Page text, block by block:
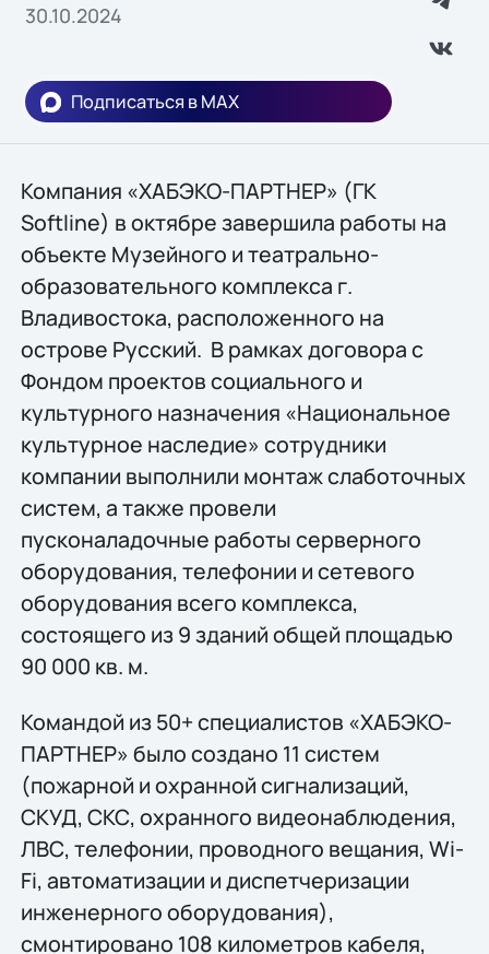
30.10.2024
Подписаться в MAX
Компания «ХАБЭКО-ПАРТНЕР» (ГК
Softline) в октябре завершила работы на
объекте Музейного и театрально-
образовательного комплекса г.
Владивостока, расположенного на
острове Русский. В рамках договора с
Фондом проектов социального и
культурного назначения «Национальное
культурное наследие» сотрудники
компании выполнили монтаж слаботочных
систем, а также провели
пусконаладочные работы серверного
оборудования, телефонии и сетевого
оборудования всего комплекса,
состоящего из 9 зданий общей площадью
90 000 кв. м.
Командой из 50+ специалистов «ХАБЭКО-
ПАРТНЕР» было создано 11 систем
(пожарной и охранной сигнализаций,
СКУД, СКС, охранного видеонаблюдения,
ЛВС, телефонии, проводного вещания, Wi-
Fi, автоматизации и диспетчеризации
инженерного оборудования),
смонтировано 108 километров кабеля,